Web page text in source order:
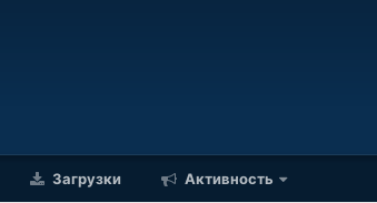
Загрузки Активность